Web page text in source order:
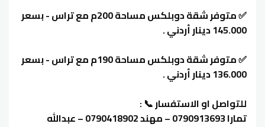
✅ متوفر شقة دوبلكس مساحة 200م مع تراس - بسعر
145.000 دينار أردني .
✅ متوفر شقة دوبلكس مساحة 190م مع تراس - بسعر
136.000 دينار أردني .
للتواصل او الاستفسار 📞 :
تمارا 0790913693 – مهند 0790418902 – عبدالله